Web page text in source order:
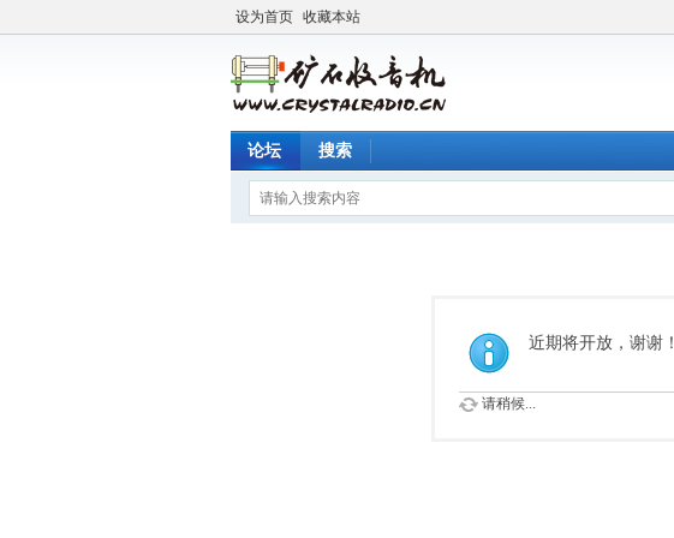
设为首页 收藏本站
论坛 搜索
近期将开放，谢谢！
请稍候...